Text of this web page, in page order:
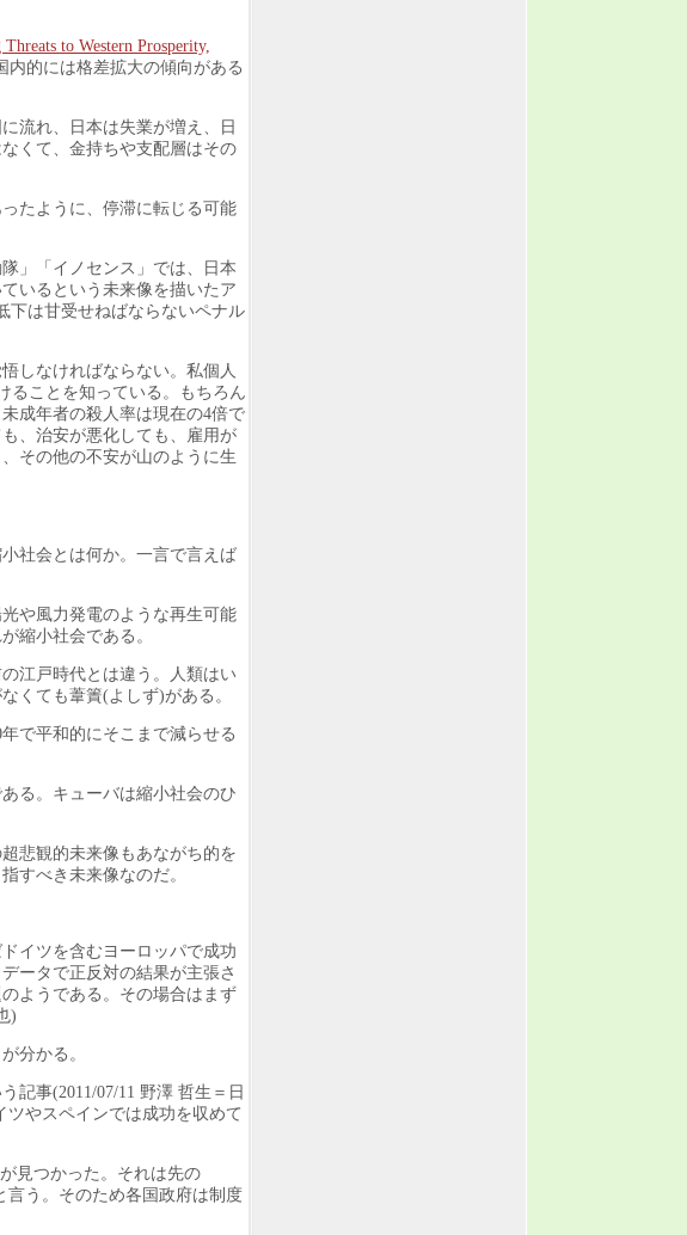
to Western Prosperity,
的には格差拡大の傾向がある
流れ、日本は失業が増え、日
くて、金持ちや支配層はその
たように、停滞に転じる可能
」「イノセンス」では、日本
いるという未来像を描いたア
下は甘受せねばならないペナル
しなければならない。私個人
ることを知っている。もちろん
成年者の殺人率は現在の4倍で
、治安が悪化しても、雇用が
その他の不安が山のように生
社会とは何か。一言で言えば
や風力発電のような再生可能
縮小社会である。
江戸時代とは違う。人類はい
くても葦簀(よしず)がある。
で平和的にそこまで減らせる
る。キューバは縮小社会のひ
悲観的未来像もあながち的を
すべき未来像なのだ。
イツを含むヨーロッパで成功
ータで正反対の結果が主張さ
ようである。その場合はまず
)
分かる。
う記事(2011/07/11 野澤 哲生＝日
やスペインでは成功を収めて
見つかった。それは先の
言う。そのため各国政府は制度